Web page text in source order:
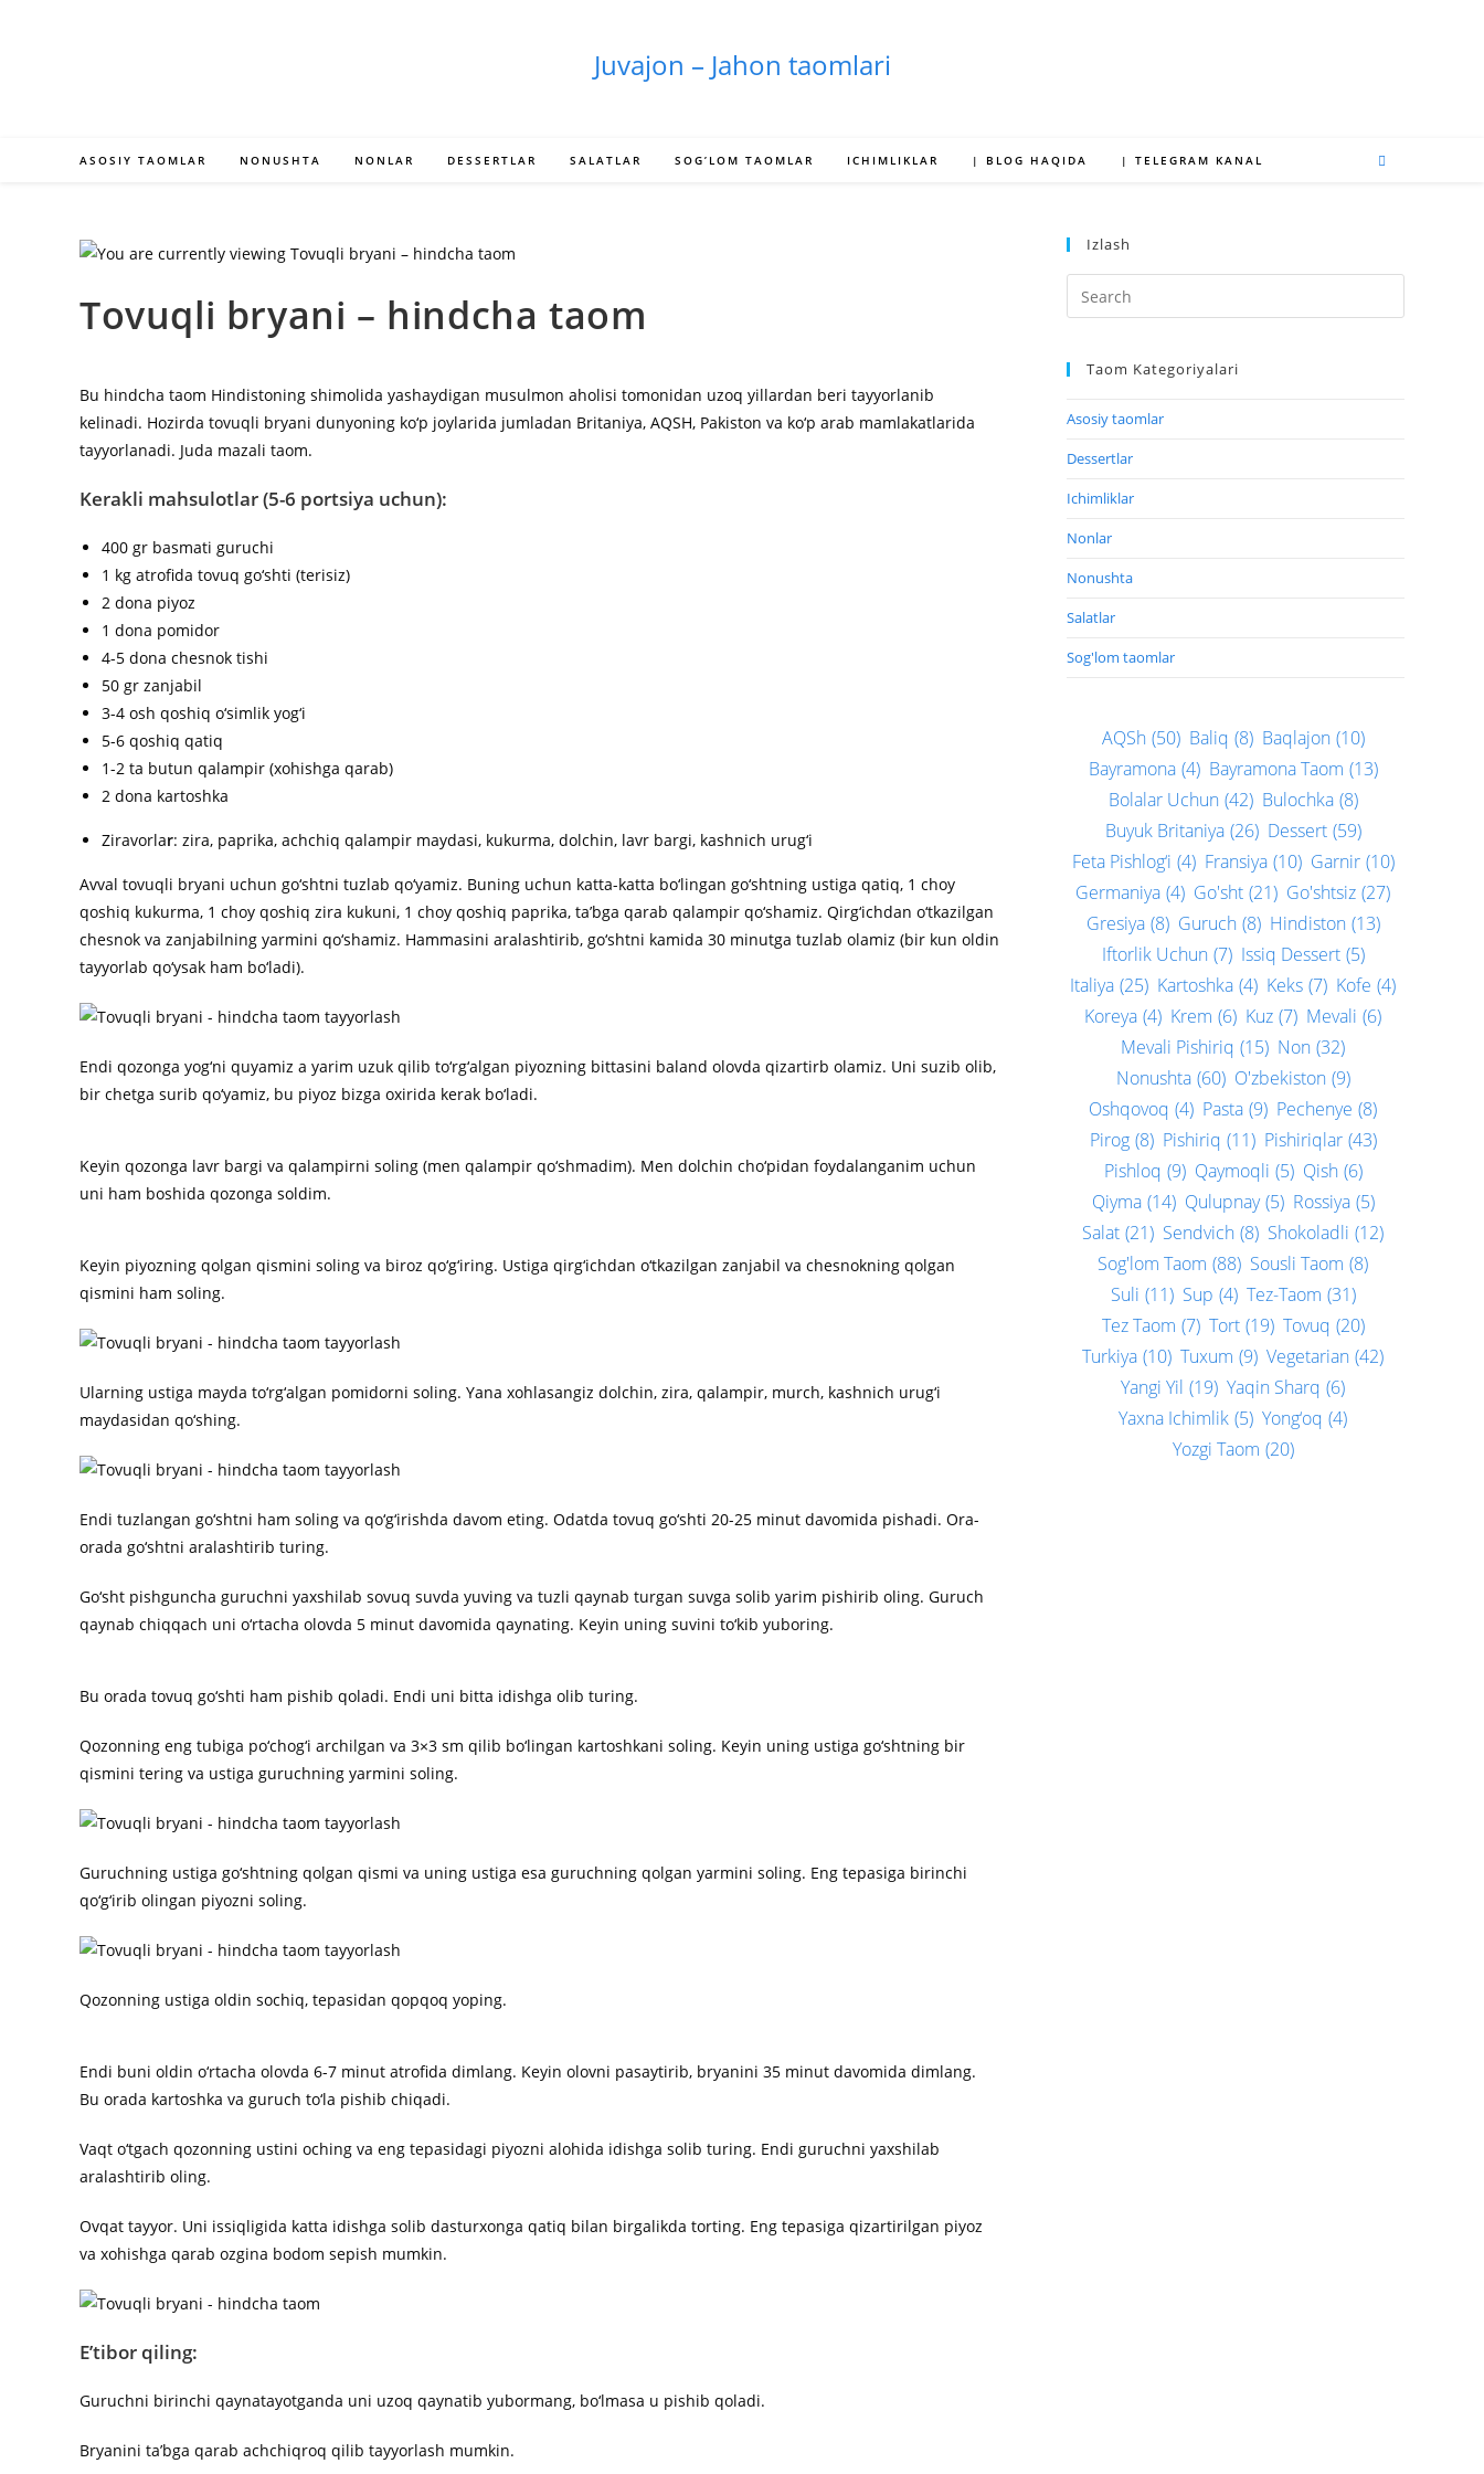
Juvajon – Jahon taomlari
ASOSIY TAOMLAR NONUSHTA NONLAR DESSERTLAR SALATLAR SOG’LOM TAOMLAR ICHIMLIKLAR | BLOG HAQIDA | TELEGRAM KANAL
Tovuqli bryani – hindcha taom
Bu hindcha taom Hindistoning shimolida yashaydigan musulmon aholisi tomonidan uzoq yillardan beri tayyorlanib
kelinadi. Hozirda tovuqli bryani dunyoning ko‘p joylarida jumladan Britaniya, AQSH, Pakiston va ko‘p arab mamlakatlarida
tayyorlanadi. Juda mazali taom.
Kerakli mahsulotlar (5-6 portsiya uchun):
400 gr basmati guruchi
1 kg atrofida tovuq go‘shti (terisiz)
2 dona piyoz
1 dona pomidor
4-5 dona chesnok tishi
50 gr zanjabil
3-4 osh qoshiq o‘simlik yog‘i
5-6 qoshiq qatiq
1-2 ta butun qalampir (xohishga qarab)
2 dona kartoshka
Ziravorlar: zira, paprika, achchiq qalampir maydasi, kukurma, dolchin, lavr bargi, kashnich urug‘i
Avval tovuqli bryani uchun go‘shtni tuzlab qo‘yamiz. Buning uchun katta-katta bo‘lingan go‘shtning ustiga qatiq, 1 choy
qoshiq kukurma, 1 choy qoshiq zira kukuni, 1 choy qoshiq paprika, ta’bga qarab qalampir qo‘shamiz. Qirg‘ichdan o‘tkazilgan
chesnok va zanjabilning yarmini qo‘shamiz. Hammasini aralashtirib, go‘shtni kamida 30 minutga tuzlab olamiz (bir kun oldin
tayyorlab qo‘ysak ham bo‘ladi).
Endi qozonga yog‘ni quyamiz a yarim uzuk qilib to‘rg‘algan piyozning bittasini baland olovda qizartirb olamiz. Uni suzib olib,
bir chetga surib qo‘yamiz, bu piyoz bizga oxirida kerak bo‘ladi.
Keyin qozonga lavr bargi va qalampirni soling (men qalampir qo‘shmadim). Men dolchin cho‘pidan foydalanganim uchun
uni ham boshida qozonga soldim.
Keyin piyozning qolgan qismini soling va biroz qo‘g‘iring. Ustiga qirg‘ichdan o‘tkazilgan zanjabil va chesnokning qolgan
qismini ham soling.
Ularning ustiga mayda to‘rg‘algan pomidorni soling. Yana xohlasangiz dolchin, zira, qalampir, murch, kashnich urug‘i
maydasidan qo‘shing.
Endi tuzlangan go‘shtni ham soling va qo‘g‘irishda davom eting. Odatda tovuq go‘shti 20-25 minut davomida pishadi. Ora-
orada go‘shtni aralashtirib turing.
Go‘sht pishguncha guruchni yaxshilab sovuq suvda yuving va tuzli qaynab turgan suvga solib yarim pishirib oling. Guruch
qaynab chiqqach uni o‘rtacha olovda 5 minut davomida qaynating. Keyin uning suvini to‘kib yuboring.
Bu orada tovuq go‘shti ham pishib qoladi. Endi uni bitta idishga olib turing.
Qozonning eng tubiga po‘chog‘i archilgan va 3×3 sm qilib bo‘lingan kartoshkani soling. Keyin uning ustiga go‘shtning bir
qismini tering va ustiga guruchning yarmini soling.
Guruchning ustiga go‘shtning qolgan qismi va uning ustiga esa guruchning qolgan yarmini soling. Eng tepasiga birinchi
qo‘g‘irib olingan piyozni soling.
Qozonning ustiga oldin sochiq, tepasidan qopqoq yoping.
Endi buni oldin o‘rtacha olovda 6-7 minut atrofida dimlang. Keyin olovni pasaytirib, bryanini 35 minut davomida dimlang.
Bu orada kartoshka va guruch to‘la pishib chiqadi.
Vaqt o‘tgach qozonning ustini oching va eng tepasidagi piyozni alohida idishga solib turing. Endi guruchni yaxshilab
aralashtirib oling.
Ovqat tayyor. Uni issiqligida katta idishga solib dasturxonga qatiq bilan birgalikda torting. Eng tepasiga qizartirilgan piyoz
va xohishga qarab ozgina bodom sepish mumkin.
E’tibor qiling:
Guruchni birinchi qaynatayotganda uni uzoq qaynatib yubormang, bo‘lmasa u pishib qoladi.
Bryanini ta’bga qarab achchiqroq qilib tayyorlash mumkin.
Izlash
Taom Kategoriyalari
Asosiy taomlar
Dessertlar
Ichimliklar
Nonlar
Nonushta
Salatlar
Sog'lom taomlar
AQSh (50) Baliq (8) Baqlajon (10)
Bayramona (4) Bayramona Taom (13)
Bolalar Uchun (42) Bulochka (8)
Buyuk Britaniya (26) Dessert (59)
Feta Pishlog‘i (4) Fransiya (10) Garnir (10)
Germaniya (4) Go'sht (21) Go'shtsiz (27)
Gresiya (8) Guruch (8) Hindiston (13)
Iftorlik Uchun (7) Issiq Dessert (5)
Italiya (25) Kartoshka (4) Keks (7) Kofe (4)
Koreya (4) Krem (6) Kuz (7) Mevali (6)
Mevali Pishiriq (15) Non (32)
Nonushta (60) O'zbekiston (9)
Oshqovoq (4) Pasta (9) Pechenye (8)
Pirog (8) Pishiriq (11) Pishiriqlar (43)
Pishloq (9) Qaymoqli (5) Qish (6)
Qiyma (14) Qulupnay (5) Rossiya (5)
Salat (21) Sendvich (8) Shokoladli (12)
Sog'lom Taom (88) Sousli Taom (8)
Suli (11) Sup (4) Tez-Taom (31)
Tez Taom (7) Tort (19) Tovuq (20)
Turkiya (10) Tuxum (9) Vegetarian (42)
Yangi Yil (19) Yaqin Sharq (6)
Yaxna Ichimlik (5) Yong‘oq (4)
Yozgi Taom (20)